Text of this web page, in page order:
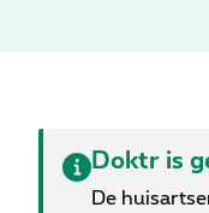
het hetzelfde
Doktr is
De